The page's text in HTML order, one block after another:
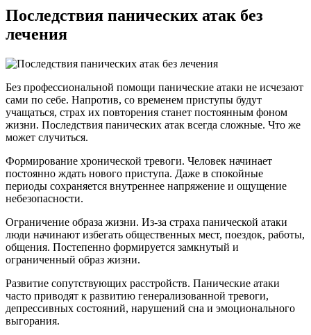
Последствия панических атак без
лечения
Без профессиональной помощи панические атаки не исчезают
сами по себе. Напротив, со временем приступы будут
учащаться, страх их повторения станет постоянным фоном
жизни. Последствия панических атак всегда сложные. Что же
может случиться.
Формирование хронической тревоги. Человек начинает
постоянно ждать нового приступа. Даже в спокойные
периоды сохраняется внутреннее напряжение и ощущение
небезопасности.
Ограничение образа жизни. Из-за страха панической атаки
люди начинают избегать общественных мест, поездок, работы,
общения. Постепенно формируется замкнутый и
ограниченный образ жизни.
Развитие сопутствующих расстройств. Панические атаки
часто приводят к развитию генерализованной тревоги,
депрессивных состояний, нарушений сна и эмоционального
выгорания.